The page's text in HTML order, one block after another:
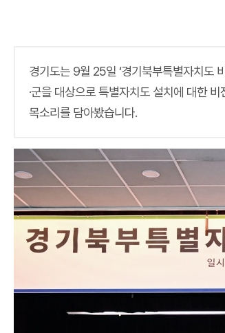
경기도는 9월 25일 ‘경기북부특별자치도
·군을 대상으로 특별자치도 설치에 대한
목소리를 담아봤습니다.